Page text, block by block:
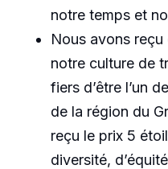
notre temps et
Nous avons
notre culture de
fiers d’être l’un
de la région du
reçu le prix 5
diversité,